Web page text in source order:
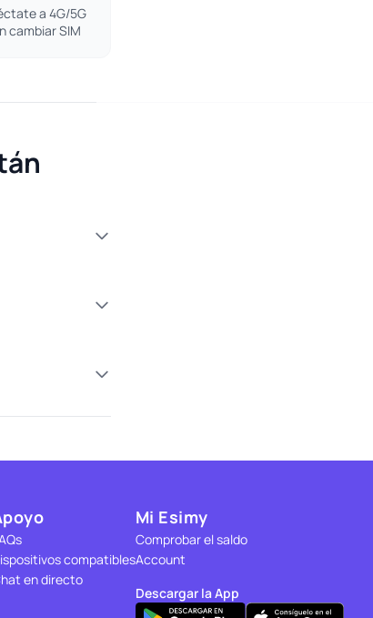
a 4G/5G
cambiar SIM
compatibles
en directo
Mi Esimy
Comprobar el saldo
Account
Descargar la App